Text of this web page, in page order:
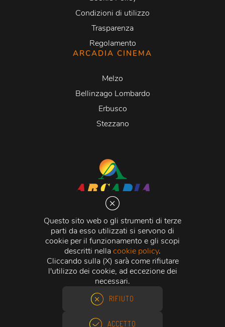
Questo sito web o gli strumenti di terze
parti da esso utilizzati si servono di
cookie per il funzionamento e gli scopi
descritti nellacookie policy.
Cliccando sulla (X) sarà come rifiutare
l'utilizzo dei cookie, ad eccezione dei
necessari.
RIFIUTO
ACCETTO
Condizioni di utilizzo
Trasparenza
Regolamento
ARCADIA CINEMA
Melzo
Bellinzago Lombardo
Erbusco
Stezzano
Via Martiri della Libertà 20066 Melzo (MI)
C.C.I.A.A. - R.E.A di Milano n. 1427910
Registro delle Imprese di Milano n. 338392 -
Fiscale e Partita Iva11015840157 | Capitale Sociale
500.000,00 i.v.
Credits:Crea Informatica S.r.l. 2026 © Tutti i diritti
riservati.